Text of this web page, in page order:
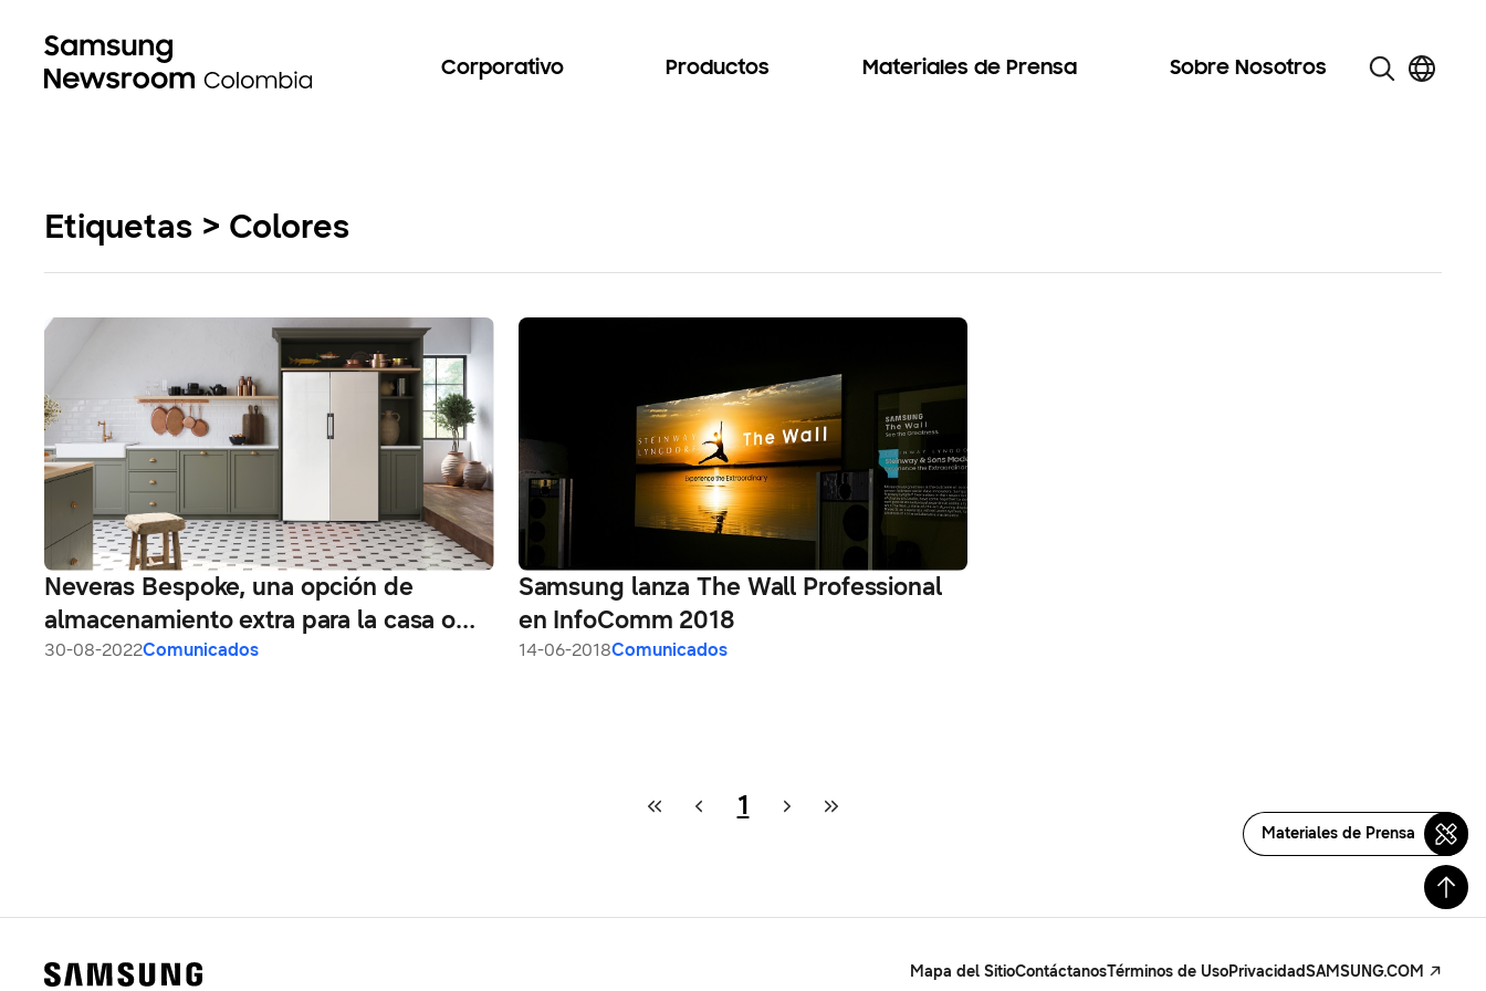
Corporativo Productos Materiales de Prensa Sobre Nosotros
Etiquetas > Colores
Neveras Bespoke, una opción de
almacenamiento extra para la casa o
finca
30-08-2022Comunicados
Samsung lanza The Wall Professional
en InfoComm 2018
14-06-2018Comunicados
1
Materiales de Prensa
Mapa del SitioContáctanosTérminos de UsoPrivacidadSAMSUNG.COM